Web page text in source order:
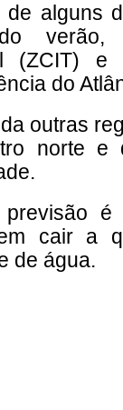
alguns
do
(ZCIT)
do
outras
norte e
cair a
de água.